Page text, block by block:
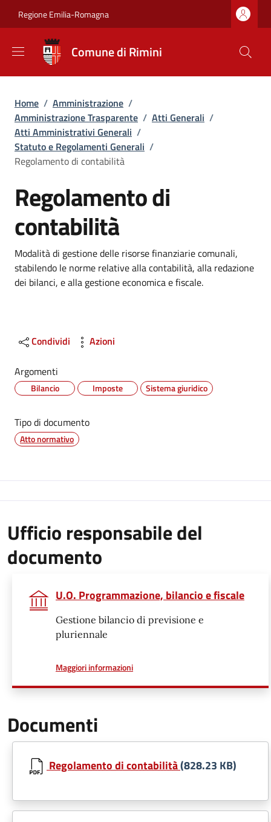
Regione Emilia-Romagna
Comune di Rimini
Briciole di pane
Home / Amministrazione /
Amministrazione Trasparente / Atti Generali /
Atti Amministrativi Generali /
Statuto e Regolamenti Generali /
Regolamento di contabilità
Regolamento di
contabilità
Dettagli
Modalità di gestione delle risorse finanziarie comunali,
stabilendo le norme relative alla contabilità, alla redazione
dei bilanci, e alla gestione economica e fiscale.
Condividi Azioni
Argomenti
Bilancio Imposte Sistema giuridico
Tipo di documento
Atto normativo
Ufficio responsabile del
documento
U.O. Programmazione, bilancio e fiscale
Gestione bilancio di previsione e
pluriennale
Maggiori informazionia proposito di
Documenti
Regolamento di contabilità(828.23 KB)